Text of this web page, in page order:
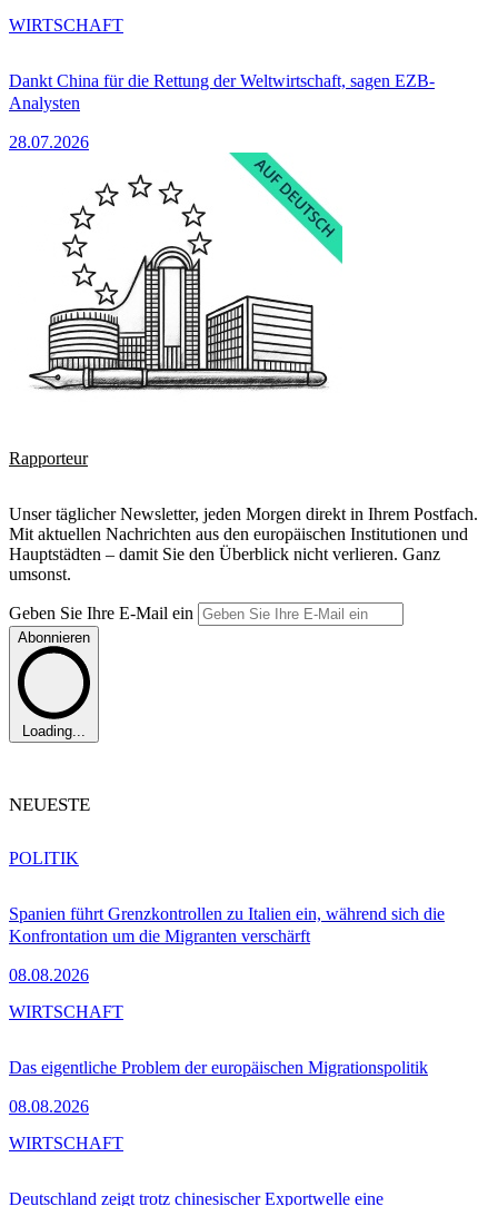
Dankt China für die Rettung der Weltwirtschaft, sagen EZB-
Analysten
28.07.2026
WIRTSCHAFT
Rapporteur
Unser täglicher Newsletter, jeden Morgen direkt in Ihrem Postfach.
Mit aktuellen Nachrichten aus den europäischen Institutionen und
Hauptstädten – damit Sie den Überblick nicht verlieren. Ganz
umsonst.
Geben Sie Ihre E-Mail ein
Abonnieren
Loading...
NEUESTE
Spanien führt Grenzkontrollen zu Italien ein, während sich die
Konfrontation um die Migranten verschärft
08.08.2026
POLITIK
Das eigentliche Problem der europäischen Migrationspolitik
08.08.2026
WIRTSCHAFT
Deutschland zeigt trotz chinesischer Exportwelle eine
WIRTSCHAFT